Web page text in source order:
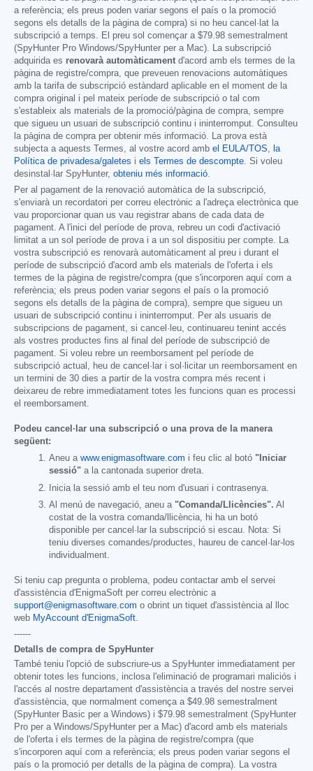
a referència; els preus poden variar segons el país o la promoció
segons els detalls de la pàgina de compra) si no heu cancel·lat la
subscripció a temps. El preu sol començar a $79.98 semestralment
(SpyHunter Pro Windows/SpyHunter per a Mac). La subscripció
adquirida es renovarà automàticament d'acord amb els termes de la
pàgina de registre/compra, que preveuen renovacions automàtiques
amb la tarifa de subscripció estàndard aplicable en el moment de la
compra original i pel mateix període de subscripció o tal com
s'estableix als materials de la promoció/pàgina de compra, sempre
que sigueu un usuari de subscripció continu i ininterromput. Consulteu
la pàgina de compra per obtenir més informació. La prova està
subjecta a aquests Termes, al vostre acord amb el EULA/TOS, la
Política de privadesa/galetes i els Termes de descompte. Si voleu
desinstal·lar SpyHunter, obteniu més informació.
Per al pagament de la renovació automàtica de la subscripció,
s'enviarà un recordatori per correu electrònic a l'adreça electrònica que
vau proporcionar quan us vau registrar abans de cada data de
pagament. A l'inici del període de prova, rebreu un codi d'activació
limitat a un sol període de prova i a un sol dispositiu per compte. La
vostra subscripció es renovarà automàticament al preu i durant el
període de subscripció d'acord amb els materials de l'oferta i els
termes de la pàgina de registre/compra (que s'incorporen aquí com a
referència; els preus poden variar segons el país o la promoció
segons els detalls de la pàgina de compra), sempre que sigueu un
usuari de subscripció continu i ininterromput. Per als usuaris de
subscripcions de pagament, si cancel·leu, continuareu tenint accés
als vostres productes fins al final del període de subscripció de
pagament. Si voleu rebre un reemborsament pel període de
subscripció actual, heu de cancel·lar i sol·licitar un reemborsament en
un termini de 30 dies a partir de la vostra compra més recent i
deixareu de rebre immediatament totes les funcions quan es processi
el reemborsament.
Podeu cancel·lar una subscripció o una prova de la manera
següent:
Aneu a www.enigmasoftware.com i feu clic al botó "Iniciar
sessió" a la cantonada superior dreta.
Inicia la sessió amb el teu nom d'usuari i contrasenya.
Al menú de navegació, aneu a "Comanda/Llicències". Al
costat de la vostra comanda/llicència, hi ha un botó
disponible per cancel·lar la subscripció si escau. Nota: Si
teniu diverses comandes/productes, haureu de cancel·lar-los
individualment.
Si teniu cap pregunta o problema, podeu contactar amb el servei
d'assistència d'EnigmaSoft per correu electrònic a
support@enigmasoftware.com o obrint un tiquet d'assistència al lloc
web MyAccount d'EnigmaSoft.
------
Detalls de compra de SpyHunter
També teniu l'opció de subscriure-us a SpyHunter immediatament per
obtenir totes les funcions, inclosa l'eliminació de programari maliciós i
l'accés al nostre departament d'assistència a través del nostre servei
d'assistència, que normalment comença a $49.98 semestralment
(SpyHunter Basic per a Windows) i $79.98 semestralment (SpyHunter
Pro per a Windows/SpyHunter per a Mac) d'acord amb els materials
de l'oferta i els termes de la pàgina de registre/compra (que
s'incorporen aquí com a referència; els preus poden variar segons el
país o la promoció per detalls de la pàgina de compra). La vostra